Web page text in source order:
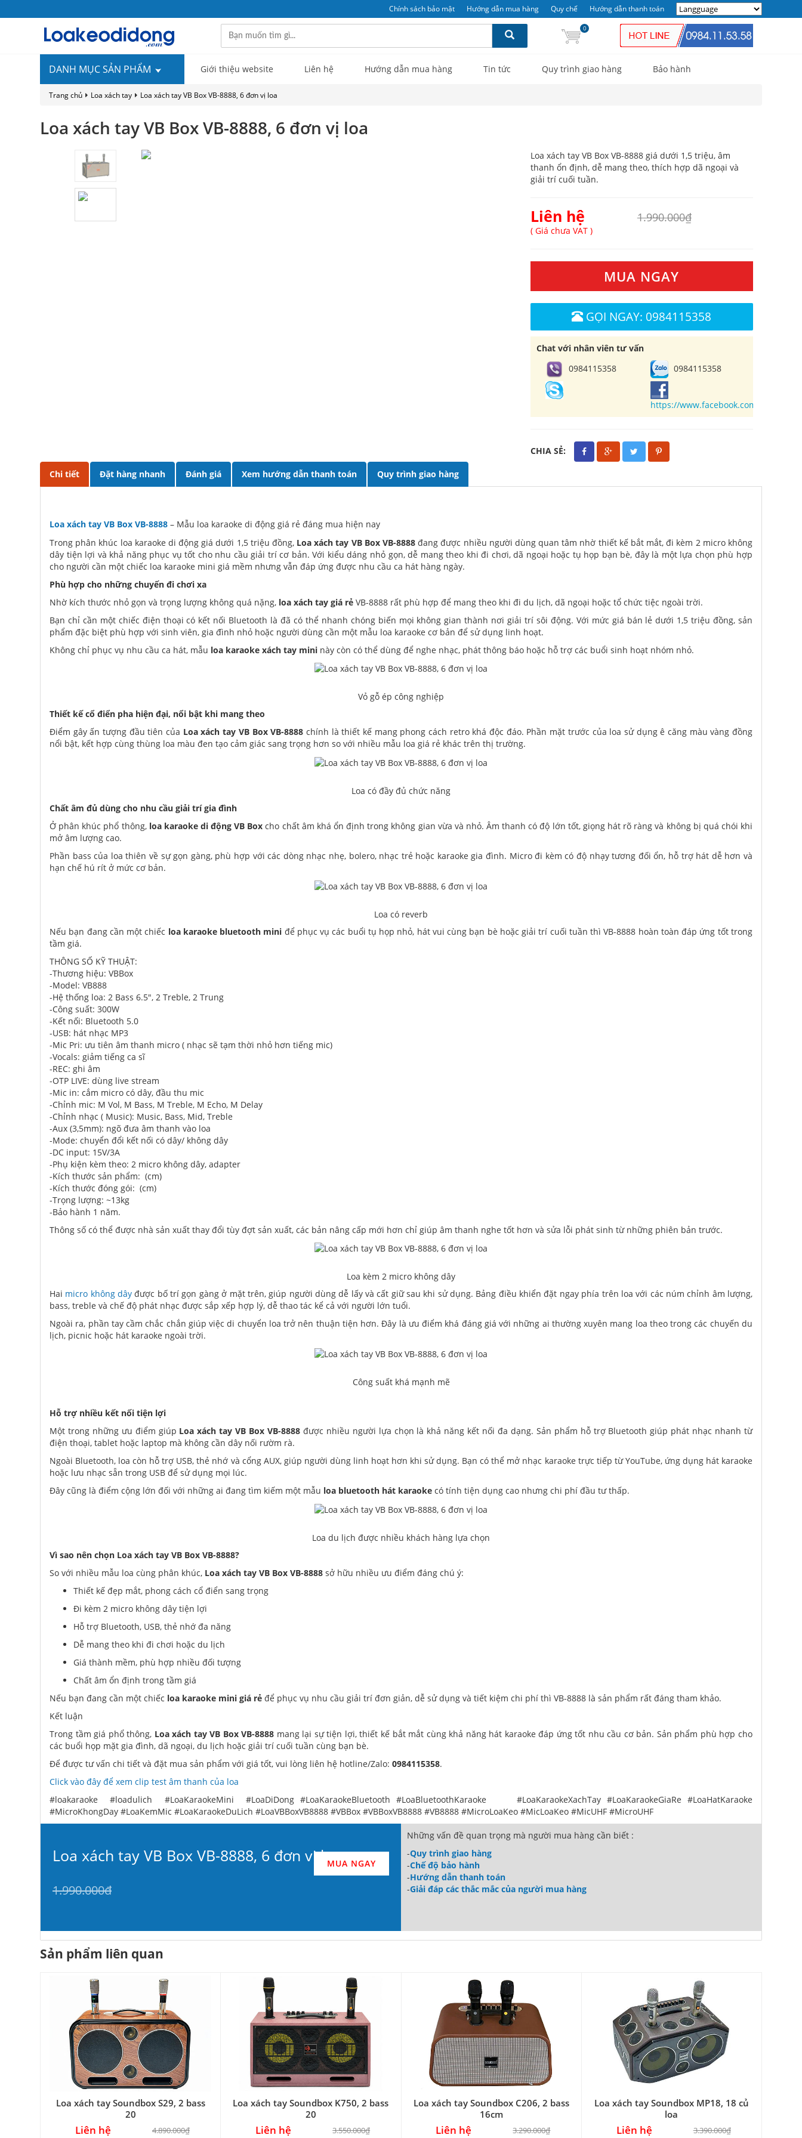
Chính sách bảo mật Hướng dẫn mua hàng Quy chế Hướng dẫn thanh toán
0
DANH MỤC SẢN PHẨM Giới thiệu website Liên hệ Hướng dẫn mua hàng Tin tức Quy trình giao hàng Bảo hành
Trang chủ Loa xách tay Loa xách tay VB Box VB-8888, 6 đơn vị loa
Loa xách tay VB Box VB-8888, 6 đơn vị loa
Loa xách tay VB Box VB-8888 giá dưới 1,5 triệu, âm
thanh ổn định, dễ mang theo, thích hợp dã ngoại và
giải trí cuối tuần.
Liên hệ 1.990.000₫
( Giá chưa VAT )
MUA NGAY
GỌI NGAY: 0984115358
Chat với nhân viên tư vấn
0984115358
0984115358
https://www.facebook.com/
CHIA SẺ:
Chi tiết Đặt hàng nhanh Đánh giá Xem hướng dẫn thanh toán Quy trình giao hàng
Loa xách tay VB Box VB-8888 – Mẫu loa karaoke di động giá rẻ đáng mua hiện nay
Trong phân khúc loa karaoke di động giá dưới 1,5 triệu đồng, Loa xách tay VB Box VB-8888 đang được nhiều người dùng quan tâm nhờ thiết kế bắt mắt, đi kèm 2 micro không
dây tiện lợi và khả năng phục vụ tốt cho nhu cầu giải trí cơ bản. Với kiểu dáng nhỏ gọn, dễ mang theo khi đi chơi, dã ngoại hoặc tụ họp bạn bè, đây là một lựa chọn phù hợp
cho người cần một chiếc loa karaoke mini giá mềm nhưng vẫn đáp ứng được nhu cầu ca hát hàng ngày.
Phù hợp cho những chuyến đi chơi xa
Nhờ kích thước nhỏ gọn và trọng lượng không quá nặng, loa xách tay giá rẻ VB-8888 rất phù hợp để mang theo khi đi du lịch, dã ngoại hoặc tổ chức tiệc ngoài trời.
Bạn chỉ cần một chiếc điện thoại có kết nối Bluetooth là đã có thể nhanh chóng biến mọi không gian thành nơi giải trí sôi động. Với mức giá bán lẻ dưới 1,5 triệu đồng, sản
phẩm đặc biệt phù hợp với sinh viên, gia đình nhỏ hoặc người dùng cần một mẫu loa karaoke cơ bản để sử dụng linh hoạt.
Không chỉ phục vụ nhu cầu ca hát, mẫu loa karaoke xách tay mini này còn có thể dùng để nghe nhạc, phát thông báo hoặc hỗ trợ các buổi sinh hoạt nhóm nhỏ.
Vỏ gỗ ép công nghiệp
Thiết kế cổ điển pha hiện đại, nổi bật khi mang theo
Điểm gây ấn tượng đầu tiên của Loa xách tay VB Box VB-8888 chính là thiết kế mang phong cách retro khá độc đáo. Phần mặt trước của loa sử dụng ê căng màu vàng đồng
nổi bật, kết hợp cùng thùng loa màu đen tạo cảm giác sang trọng hơn so với nhiều mẫu loa giá rẻ khác trên thị trường.
Loa có đầy đủ chức năng
Chất âm đủ dùng cho nhu cầu giải trí gia đình
Ở phân khúc phổ thông, loa karaoke di động VB Box cho chất âm khá ổn định trong không gian vừa và nhỏ. Âm thanh có độ lớn tốt, giọng hát rõ ràng và không bị quá chói khi
mở âm lượng cao.
Phần bass của loa thiên về sự gọn gàng, phù hợp với các dòng nhạc nhẹ, bolero, nhạc trẻ hoặc karaoke gia đình. Micro đi kèm có độ nhạy tương đối ổn, hỗ trợ hát dễ hơn và
hạn chế hú rít ở mức cơ bản.
Loa có reverb
Nếu bạn đang cần một chiếc loa karaoke bluetooth mini để phục vụ các buổi tụ họp nhỏ, hát vui cùng bạn bè hoặc giải trí cuối tuần thì VB-8888 hoàn toàn đáp ứng tốt trong
tầm giá.
THÔNG SỐ KỸ THUẬT:
-Thương hiệu: VBBox
-Model: VB888
-Hệ thống loa: 2 Bass 6.5", 2 Treble, 2 Trung
-Công suất: 300W
-Kết nối: Bluetooth 5.0
-USB: hát nhạc MP3
-Mic Pri: ưu tiên âm thanh micro ( nhạc sẽ tạm thời nhỏ hơn tiếng mic)
-Vocals: giảm tiếng ca sĩ
-REC: ghi âm
-OTP LIVE: dùng live stream
-Mic in: cắm micro có dây, đầu thu mic
-Chỉnh mic: M Vol, M Bass, M Treble, M Echo, M Delay
-Chỉnh nhạc ( Music): Music, Bass, Mid, Treble
-Aux (3,5mm): ngõ đưa âm thanh vào loa
-Mode: chuyển đổi kết nối có dây/ không dây
-DC input: 15V/3A
-Phụ kiện kèm theo: 2 micro không dây, adapter
-Kích thước sản phẩm: (cm)
-Kích thước đóng gói: (cm)
-Trọng lượng: ~13kg
-Bảo hành 1 năm.
Thông số có thể được nhà sản xuất thay đổi tùy đợt sản xuất, các bản nâng cấp mới hơn chỉ giúp âm thanh nghe tốt hơn và sửa lỗi phát sinh từ những phiên bản trước.
Loa kèm 2 micro không dây
Hai micro không dây được bố trí gọn gàng ở mặt trên, giúp người dùng dễ lấy và cất giữ sau khi sử dụng. Bảng điều khiển đặt ngay phía trên loa với các núm chỉnh âm lượng,
bass, treble và chế độ phát nhạc được sắp xếp hợp lý, dễ thao tác kể cả với người lớn tuổi.
Ngoài ra, phần tay cầm chắc chắn giúp việc di chuyển loa trở nên thuận tiện hơn. Đây là ưu điểm khá đáng giá với những ai thường xuyên mang loa theo trong các chuyến du
lịch, picnic hoặc hát karaoke ngoài trời.
Công suất khá mạnh mẽ
Hỗ trợ nhiều kết nối tiện lợi
Một trong những ưu điểm giúp Loa xách tay VB Box VB-8888 được nhiều người lựa chọn là khả năng kết nối đa dạng. Sản phẩm hỗ trợ Bluetooth giúp phát nhạc nhanh từ
điện thoại, tablet hoặc laptop mà không cần dây nối rườm rà.
Ngoài Bluetooth, loa còn hỗ trợ USB, thẻ nhớ và cổng AUX, giúp người dùng linh hoạt hơn khi sử dụng. Bạn có thể mở nhạc karaoke trực tiếp từ YouTube, ứng dụng hát karaoke
hoặc lưu nhạc sẵn trong USB để sử dụng mọi lúc.
Đây cũng là điểm cộng lớn đối với những ai đang tìm kiếm một mẫu loa bluetooth hát karaoke có tính tiện dụng cao nhưng chi phí đầu tư thấp.
Loa du lịch được nhiều khách hàng lựa chọn
Vì sao nên chọn Loa xách tay VB Box VB-8888?
So với nhiều mẫu loa cùng phân khúc, Loa xách tay VB Box VB-8888 sở hữu nhiều ưu điểm đáng chú ý:
Thiết kế đẹp mắt, phong cách cổ điển sang trọng
Đi kèm 2 micro không dây tiện lợi
Hỗ trợ Bluetooth, USB, thẻ nhớ đa năng
Dễ mang theo khi đi chơi hoặc du lịch
Giá thành mềm, phù hợp nhiều đối tượng
Chất âm ổn định trong tầm giá
Nếu bạn đang cần một chiếc loa karaoke mini giá rẻ để phục vụ nhu cầu giải trí đơn giản, dễ sử dụng và tiết kiệm chi phí thì VB-8888 là sản phẩm rất đáng tham khảo.
Kết luận
Trong tầm giá phổ thông, Loa xách tay VB Box VB-8888 mang lại sự tiện lợi, thiết kế bắt mắt cùng khả năng hát karaoke đáp ứng tốt nhu cầu cơ bản. Sản phẩm phù hợp cho
các buổi họp mặt gia đình, dã ngoại, du lịch hoặc giải trí cuối tuần cùng bạn bè.
Để được tư vấn chi tiết và đặt mua sản phẩm với giá tốt, vui lòng liên hệ hotline/Zalo: 0984115358.
Click vào đây để xem clip test âm thanh của loa
#loakaraoke #loadulich #LoaKaraokeMini #LoaDiDong #LoaKaraokeBluetooth #LoaBluetoothKaraoke #LoaKaraokeXachTay #LoaKaraokeGiaRe #LoaHatKaraoke
#MicroKhongDay #LoaKemMic #LoaKaraokeDuLich #LoaVBBoxVB8888 #VBBox #VBBoxVB8888 #VB8888 #MicroLoaKeo #MicLoaKeo #MicUHF #MicroUHF
Loa xách tay VB Box VB-8888, 6 đơn vị loa
1.990.000đ
MUA NGAY
Những vấn đề quan trọng mà người mua hàng cần biết :
-Quy trình giao hàng
-Chế độ bảo hành
-Hướng dẫn thanh toán
-Giải đáp các thắc mắc của người mua hàng
Sản phẩm liên quan
Loa xách tay Soundbox S29, 2 bass
20
Liên hệ 4.890.000₫
Loa xách tay Soundbox K750, 2 bass
20
Liên hệ 3.550.000₫
Loa xách tay Soundbox C206, 2 bass
16cm
Liên hệ 3.290.000₫
Loa xách tay Soundbox MP18, 18 củ
loa
Liên hệ 3.390.000₫